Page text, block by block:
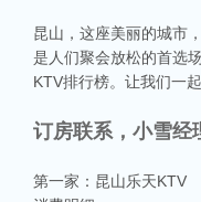
昆山，这座美丽的城市
是人们聚会放松的首选
KTV排行榜。让我们一
订房联系，小雪经
第一家：昆山乐天KTV